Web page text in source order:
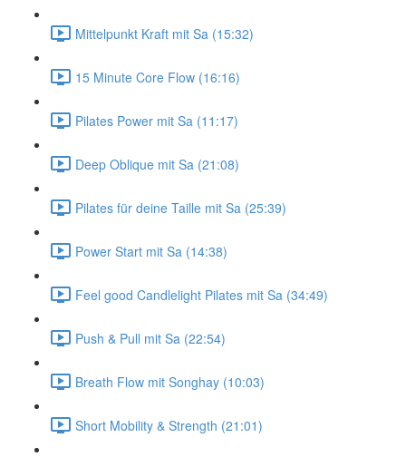
Mittelpunkt Kraft mit Sa (15:32)
15 Minute Core Flow (16:16)
Pilates Power mit Sa (11:17)
Deep Oblique mit Sa (21:08)
Pilates für deine Taille mit Sa (25:39)
Power Start mit Sa (14:38)
Feel good Candlelight Pilates mit Sa (34:49)
Push & Pull mit Sa (22:54)
Breath Flow mit Songhay (10:03)
Short Mobility & Strength (21:01)